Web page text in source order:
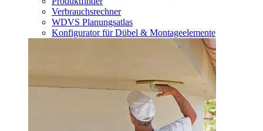
Verbrauchsrechner
WDVS Planungsatlas
Konfigurator für Dübel & Montageelemente